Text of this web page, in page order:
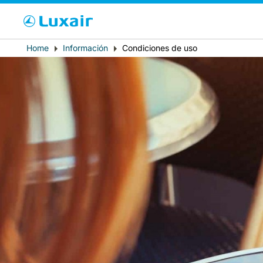
País de residencia
Breadcrumb
Home Información Condiciones de uso